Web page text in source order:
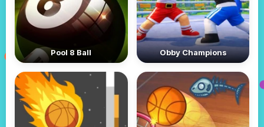
Obby Champions
Pool 8 Ball